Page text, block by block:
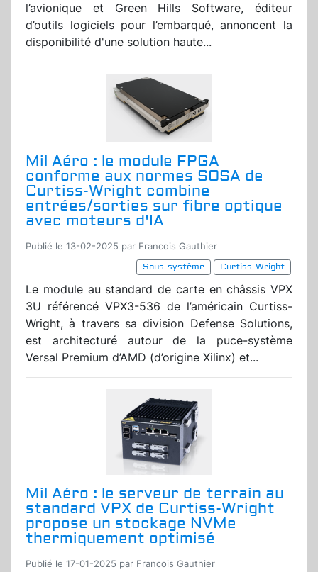
l’avionique et Green Hills Software, éditeur
d’outils logiciels pour l’embarqué, annoncent la
disponibilité d'une solution haute...
Mil Aéro : le module FPGA
conforme aux normes SOSA de
Curtiss-Wright combine
entrées/sorties sur fibre optique
avec moteurs d'IA
Publié le 13-02-2025 par Francois Gauthier
Sous-système
Curtiss-Wright
Le module au standard de carte en châssis VPX
3U référencé VPX3-536 de l’américain Curtiss-
Wright, à travers sa division Defense Solutions,
est architecturé autour de la puce-système
Versal Premium d’AMD (d’origine Xilinx) et...
Mil Aéro : le serveur de terrain au
standard VPX de Curtiss-Wright
propose un stockage NVMe
thermiquement optimisé
Publié le 17-01-2025 par Francois Gauthier